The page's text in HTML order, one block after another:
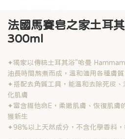
法國馬賽皂之家土耳
300ml
✦獨家以傳統土耳其浴"哈曼
油長時間熬煮而成，溫和適用各種膚質
✦搭配去角質工具，能溫和去除死皮
化肌膚
✦富含維他命E，柔嫩肌膚、恢復肌膚
獲新生
✦98%以上天然成分，不含化學香料，